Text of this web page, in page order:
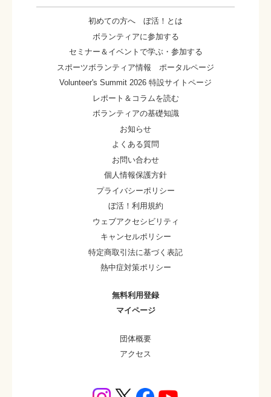
初めての方へ ぼ活！とは
ボランティアに参加する
セミナー＆イベントで学ぶ・参加する
スポーツボランティア情報 ポータルページ
Volunteer's Summit 2026 特設サイトページ
レポート＆コラムを読む
ボランティアの基礎知識
お知らせ
よくある質問
お問い合わせ
個人情報保護方針
プライバシーポリシー
ぼ活！利用規約
ウェブアクセシビリティ
キャンセルポリシー
特定商取引法に基づく表記
熱中症対策ポリシー
無料利用登録
マイページ
団体概要
アクセス